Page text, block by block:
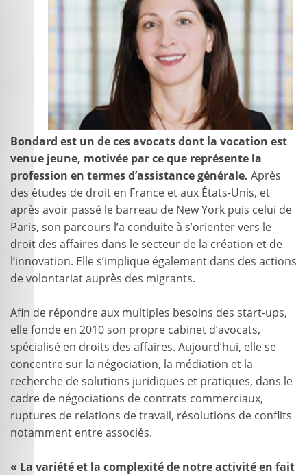
Bondard est un de ces avocats dont la vocation est
venue jeune, motivée par ce que représente la
profession en termes d’assistance générale. Après
des études de droit en France et aux États-Unis, et
après avoir passé le barreau de New York puis celui de
Paris, son parcours l’a conduite à s’orienter vers le
droit des affaires dans le secteur de la création et de
l’innovation. Elle s’implique également dans des actions
de volontariat auprès des migrants.
Afin de répondre aux multiples besoins des start-ups,
elle fonde en 2010 son propre cabinet d’avocats,
spécialisé en droits des affaires. Aujourd’hui, elle se
concentre sur la négociation, la médiation et la
recherche de solutions juridiques et pratiques, dans le
cadre de négociations de contrats commerciaux,
ruptures de relations de travail, résolutions de conflits
notamment entre associés.
« La variété et la complexité de notre activité en fait